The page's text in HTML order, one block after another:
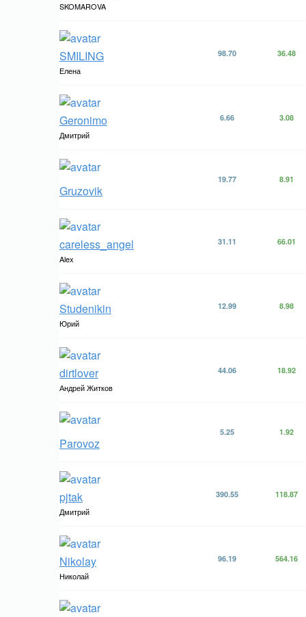
SKOMAROVA
SMILING
Елена
98.70 36.48
Geronimo
Дмитрий
6.66 3.08
Gruzovik
19.77 8.91
careless_angel
Alex
31.11 66.01
Studenikin
Юрий
12.99 8.98
dirtlover
Андрей Житков
44.06 18.92
Parovoz
5.25 1.92
pjtak
Дмитрий
390.55 118.87
Nikolay
Николай
96.19 564.16